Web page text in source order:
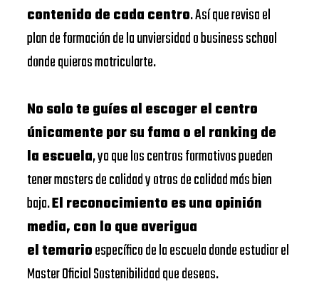
contenido de cada centro. Así que revisa el
plan de formación de la unviersidad o business school
donde quieras matricularte.
No solo te guíes al escoger el centro
únicamente por su fama o el ranking de
la escuela, ya que los centros formativos pueden
tener masters de calidad y otros de calidad más bien
baja.El reconocimiento es una opinión
media, con lo que averigua
el temarioespecífico de la escuela donde estudiar el
Master Oficial Sostenibilidad que deseas.